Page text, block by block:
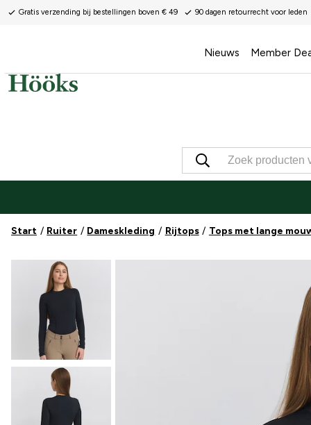
Gratis verzending bij bestellingen boven € 49 90 dagen retourrecht voor leden
Nieuws Member
Start Ruiter Dameskleding Rijtops Tops met lange